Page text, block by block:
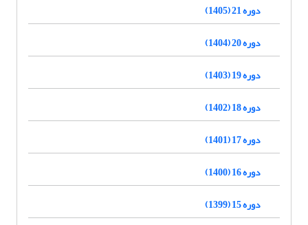
دوره 21 (1405)
دوره 20 (1404)
دوره 19 (1403)
دوره 18 (1402)
دوره 17 (1401)
دوره 16 (1400)
دوره 15 (1399)